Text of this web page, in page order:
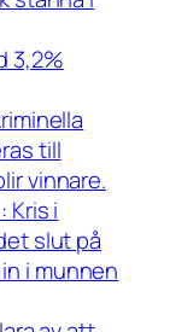
3,2%
till
vinnare.
Kris i
slut på
i munnen